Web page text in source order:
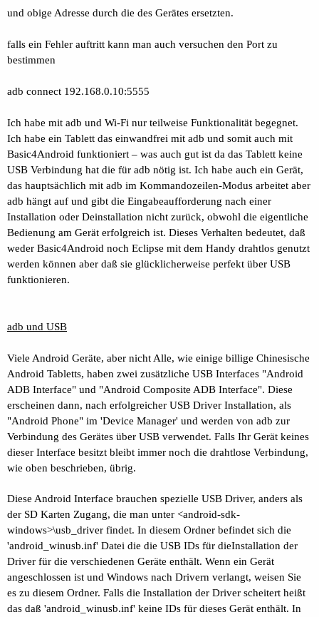
und obige Adresse durch die des Gerätes ersetzten.
falls ein Fehler auftritt kann man auch versuchen den Port zu
bestimmen
adb connect 192.168.0.10:5555
Ich habe mit adb und Wi-Fi nur teilweise Funktionalität begegnet.
Ich habe ein Tablett das einwandfrei mit adb und somit auch mit
Basic4Android funktioniert – was auch gut ist da das Tablett keine
USB Verbindung hat die für adb nötig ist. Ich habe auch ein Gerät,
das hauptsächlich mit adb im Kommandozeilen-Modus arbeitet aber
adb hängt auf und gibt die Eingabeaufforderung nach einer
Installation oder Deinstallation nicht zurück, obwohl die eigentliche
Bedienung am Gerät erfolgreich ist. Dieses Verhalten bedeutet, daß
weder Basic4Android noch Eclipse mit dem Handy drahtlos genutzt
werden können aber daß sie glücklicherweise perfekt über USB
funktionieren.
adb und USB
Viele Android Geräte, aber nicht Alle, wie einige billige Chinesische
Android Tabletts, haben zwei zusätzliche USB Interfaces "Android
ADB Interface" und "Android Composite ADB Interface". Diese
erscheinen dann, nach erfolgreicher USB Driver Installation, als
"Android Phone" im 'Device Manager' und werden von adb zur
Verbindung des Gerätes über USB verwendet. Falls Ihr Gerät keines
dieser Interface besitzt bleibt immer noch die drahtlose Verbindung,
wie oben beschrieben, übrig.
Diese Android Interface brauchen spezielle USB Driver, anders als
der SD Karten Zugang, die man unter <android-sdk-
windows>\usb_driver findet. In diesem Ordner befindet sich die
'android_winusb.inf' Datei die die USB IDs für dieInstallation der
Driver für die verschiedenen Geräte enthält. Wenn ein Gerät
angeschlossen ist und Windows nach Drivern verlangt, weisen Sie
es zu diesem Ordner. Falls die Installation der Driver scheitert heißt
das daß 'android_winusb.inf' keine IDs für dieses Gerät enthält. In